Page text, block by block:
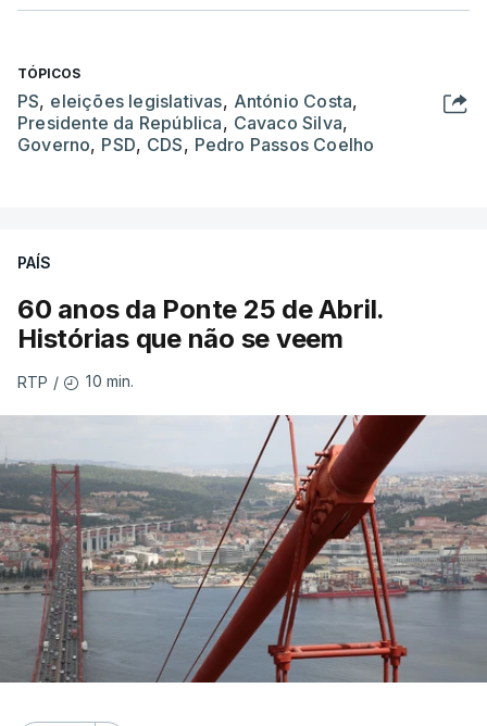
TÓPICOS
PS, eleições legislativas, António Costa,
Presidente da República, Cavaco Silva,
Governo, PSD, CDS, Pedro Passos Coelho
PAÍS
60 anos da Ponte 25 de Abril.
Histórias que não se veem
RTP / 10 min.